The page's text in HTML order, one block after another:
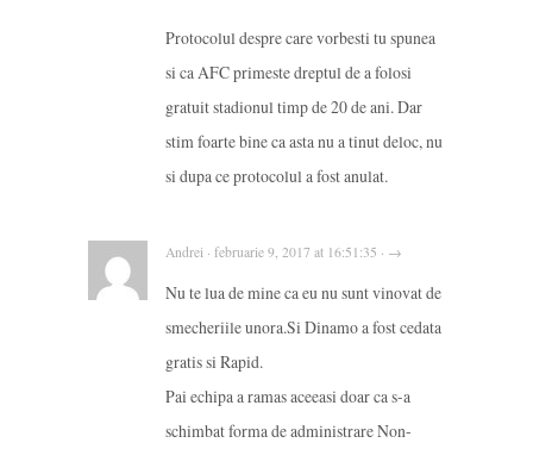
Protocolul despre care vorbesti tu spunea
si ca AFC primeste dreptul de a folosi
gratuit stadionul timp de 20 de ani. Dar
stim foarte bine ca asta nu a tinut deloc, nu
si dupa ce protocolul a fost anulat.
Andrei · februarie 9, 2017 at 16:51:35 · →
Nu te lua de mine ca eu nu sunt vinovat de
smecheriile unora.Si Dinamo a fost cedata
gratis si Rapid.
Pai echipa a ramas aceeasi doar ca s-a
schimbat forma de administrare Non-